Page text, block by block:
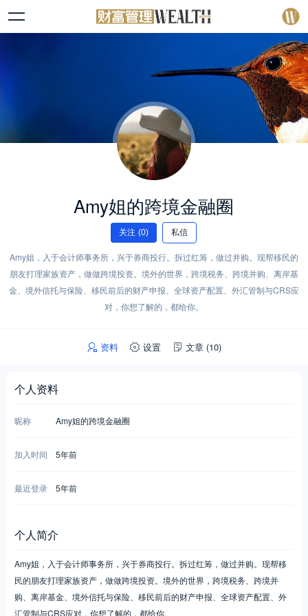
Amy姐的跨境金融圈
关注 (0) 私信
Amy姐，入于会计师事务所，兴于券商投行。拆过红筹，做过并购。现帮移民的
朋友打理家族资产，做做跨境投资。境外的世界，跨境税务、跨境并购、离岸基
金、境外信托与保险、移民前后的财产申报、全球资产配置、外汇管制与CRS应
对，你想了解的，都给你。
资料 设置 文章 (10)
个人资料
昵称 Amy姐的跨境金融圈
加入时间 5年前
最近登录 5年前
个人简介
Amy姐，入于会计师事务所，兴于券商投行。拆过红筹，做过并购。现帮移
民的朋友打理家族资产，做做跨境投资。境外的世界，跨境税务、跨境并
购、离岸基金、境外信托与保险、移民前后的财产申报、全球资产配置、外
汇管制与CRS应对，你想了解的，都给你。